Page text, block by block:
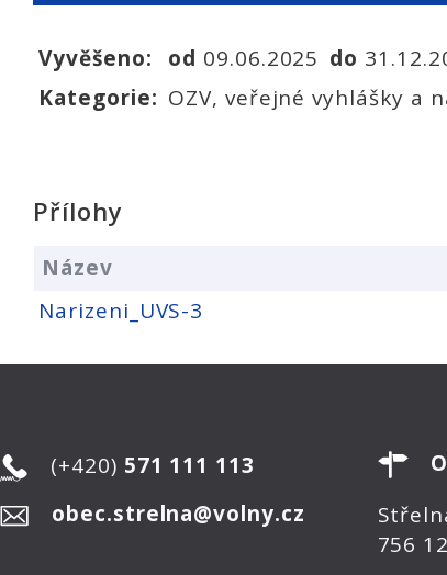
Vyvěšeno: od 09.06.2025 do
Kategorie: OZV, veřejné vyhlášky a
Přílohy
Název
Narizeni_UVS-3
(+420) 571 111 113
obec.strelna@volny.cz
756 12